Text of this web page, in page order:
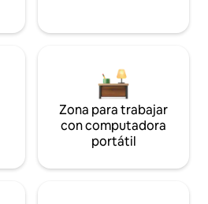
Zona para trabajar
con computadora
portátil